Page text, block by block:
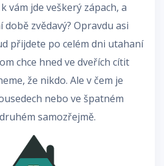
vám jde veškerý zápach, a
zvědavý? Opravdu asi
přijdete po celém dni utahaní
chce hned ve dveřích cítit
že nikdo. Ale v čem je
nebo ve špatném
samozřejmě.